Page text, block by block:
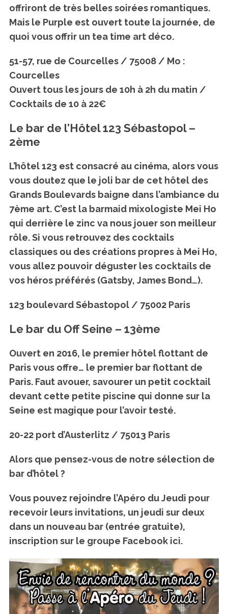
offriront de très belles soirées romantiques.
Mais le Purple est ouvert toute la journée, de
quoi vous offrir un tea time art déco.
51-57, rue de Courcelles / 75008 / Mo :
Courcelles
Ouvert tous les jours de 10h à 2h du matin /
Cocktails de 10 à 22€
Le bar de l’Hôtel 123 Sébastopol –
2ème
L’hôtel 123 est consacré au cinéma, alors vous
vous doutez que le joli bar de cet hôtel des
Grands Boulevards baigne dans l’ambiance du
7ème art. C’est la barmaid mixologiste Mei Ho
qui derrière le zinc va nous jouer son meilleur
rôle. Si vous retrouvez des cocktails
classiques ou des créations propres à Mei Ho,
vous allez pouvoir déguster les cocktails de
vos héros préférés (Gatsby, James Bond…).
123 boulevard Sébastopol / 75002 Paris
Le bar du Off Seine – 13ème
Ouvert en 2016, le premier hôtel flottant de
Paris vous offre… le premier bar flottant de
Paris. Faut avouer, savourer un petit cocktail
devant cette petite piscine qui donne sur la
Seine est magique pour l’avoir testé.
20-22 port d’Austerlitz / 75013 Paris
Alors que pensez-vous de notre sélection de
bar d’hôtel ?
Vous pouvez rejoindre l’Apéro du Jeudi pour
recevoir leurs invitations, un jeudi sur deux
dans un nouveau bar (entrée gratuite),
inscription sur le groupe Facebook ici.